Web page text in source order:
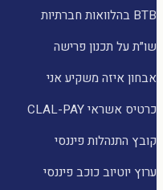
BTB בהלוואות חברתיות
שו״ת על תכנון פרישה
אבחון איזה משקיע אני
כרטיס אשראי CLAL-PAY
קובץ התנהלות פיננסי
ערוץ יוטיוב כוכב פיננסי